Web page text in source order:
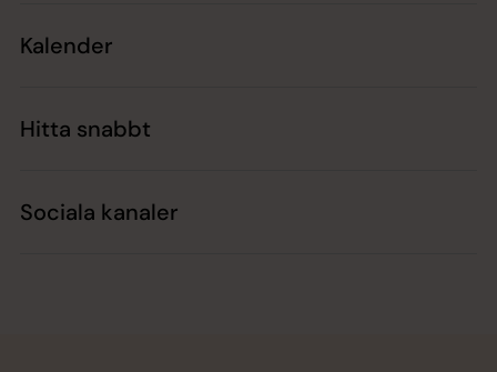
Kalender
Hitta snabbt
Sociala kanaler